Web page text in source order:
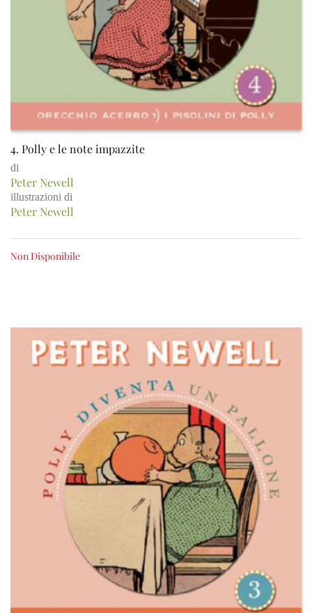
4. Polly e le note impazzite
di
Peter Newell
illustrazioni di
Peter Newell
Non Disponibile